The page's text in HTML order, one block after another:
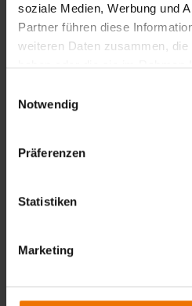
soziale Medien, Werbung und
Partner führen diese
weiteren Daten zusammen,
haben oder die sie im Rahmen
Notwendig
Präferenzen
Statistiken
Marketing
Persönliche Schutzausrüstung
Warnfarbe sowie weitere
Unterrichtsform:
Hannover
Termine: